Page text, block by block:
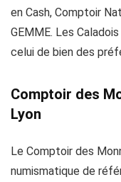
en Cash, Comptoir
GEMME. Les
celui de bien des
Comptoir des
Lyon
Le Comptoir des
numismatique de